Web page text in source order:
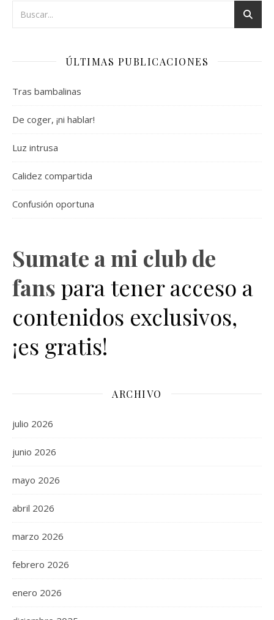
ÚLTIMAS PUBLICACIONES
Tras bambalinas
De coger, ¡ni hablar!
Luz intrusa
Calidez compartida
Confusión oportuna
Sumate a mi club de
fans para tener acceso a
contenidos exclusivos,
¡es gratis!
ARCHIVO
julio 2026
junio 2026
mayo 2026
abril 2026
marzo 2026
febrero 2026
enero 2026